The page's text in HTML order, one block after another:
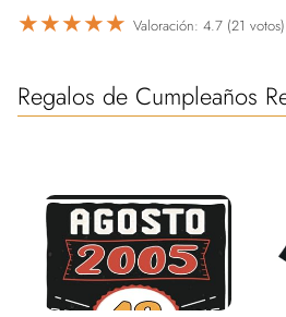
★★★★★ Valoración: 4.7 (21 votos)
Regalos de Cumpleaños